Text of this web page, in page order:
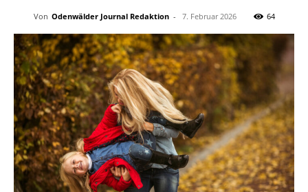
Von Odenwälder Journal Redaktion - 7. Februar 2026 64